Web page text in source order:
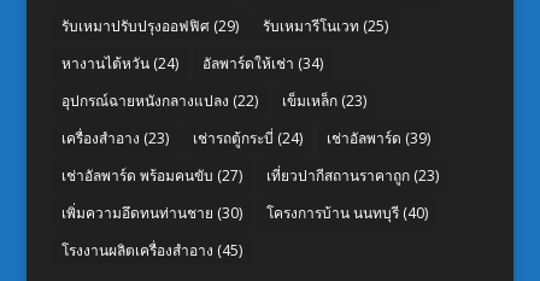
รับเหมาปรับปรุงออฟฟิศ(29) รับเหมารีโนเวท (25)
หางานไต้หวัน(24) อัลพาร์ดให้เช่า (34)
อุปกรณ์ฉายหนังกลางแปลง (22) เข็มเหล็ก(23)
เครื่องสำอาง (23) เช่ารถตู้กระบี่ (24) เช่าอัลพาร์ด (39)
เช่าอัลพาร์ด พร้อมคนขับ (27) เที่ยวปากีสถานราคาถูก(23)
เพิ่มความอึดทนท่านชาย (30) โครงการบ้าน นนทบุรี(40)
โรงงานผลิตเครื่องสำอาง (45)